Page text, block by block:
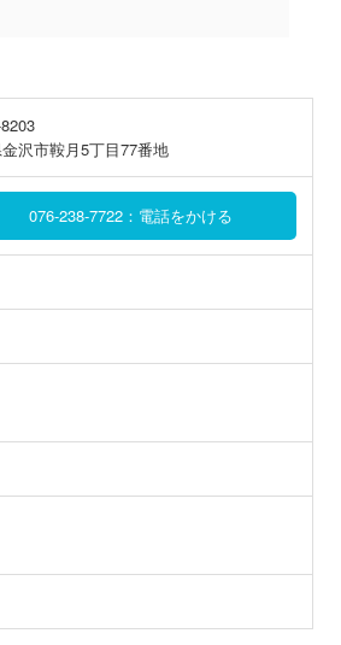
沢市鞍月5丁目77番地
076-238-7722：電話をかける